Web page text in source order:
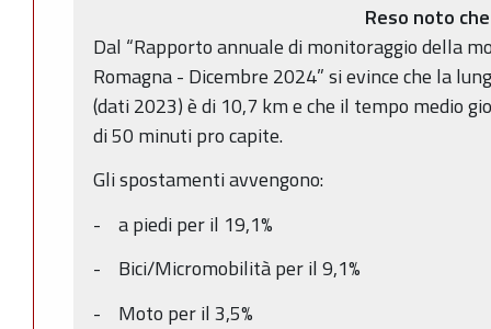
Reso noto che
Dal “Rapporto annuale di monitoraggio della
Romagna - Dicembre 2024” si evince che la
(dati 2023) è di 10,7 km e che il tempo medio
di 50 minuti pro capite.
Gli spostamenti avvengono:
- a piedi per il 19,1%
- Bici/Micromobilità per il 9,1%
- Moto per il 3,5%